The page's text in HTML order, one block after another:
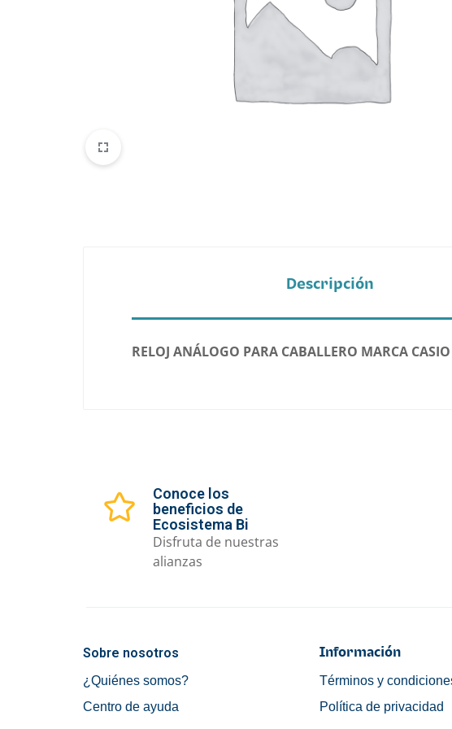
Descripción
RELOJ ANÁLOGO PARA CABALLERO MARCA
Conoce los
beneficios de
Ecosistema Bi
Disfruta de nuestras
alianzas
Sobre nosotros
¿Quiénes somos?
Centro de ayuda
Información
Términos y
Política de privacidad